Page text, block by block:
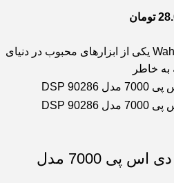
تومان
ماشین اصلاح خط زن Wahl Hi-Viz یکی از ابزارهای محبوب در دنیای
خاطر
ماشین اصلاح خط زن دی اس پی 7000 مدل